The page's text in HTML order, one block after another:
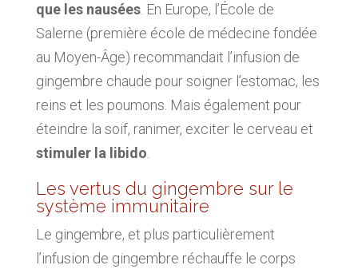
que les nausées. En Europe, l’École de
Salerne (première école de médecine fondée
au Moyen-Âge) recommandait l’infusion de
gingembre chaude pour soigner l’estomac, les
reins et les poumons. Mais également pour
éteindre la soif, ranimer, exciter le cerveau et
stimuler la libido.
Les vertus du gingembre sur le
système immunitaire
Le gingembre, et plus particulièrement
l’infusion de gingembre réchauffe le corps